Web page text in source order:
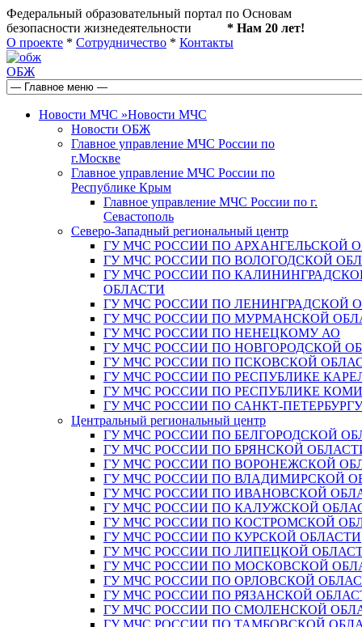
Федеральный образовательный портал по Основам
безопасности жизнедеятельности * Нам 20 лет!
О проекте * Сотрудничество * Контакты
ОБЖ
Новости МЧС »Новости МЧС
Новости ОБЖ
Главное управление МЧС России по
г.Москве
Главное управление МЧС России по
Республике Крым
Главное управление МЧС России по г.
Севастополь
Северо-Западный региональный центр
ГУ МЧС РОССИИ ПО АРХАНГЕЛЬСКОЙ
ГУ МЧС РОССИИ ПО ВОЛОГОДСКОЙ
ГУ МЧС РОССИИ ПО
ОБЛАСТИ
ГУ МЧС РОССИИ ПО ЛЕНИНГРАДСКОЙ
ГУ МЧС РОССИИ ПО МУРМАНСКОЙ
ГУ МЧС РОССИИ ПО НЕНЕЦКОМУ АО
ГУ МЧС РОССИИ ПО НОВГОРОДСКОЙ
ГУ МЧС РОССИИ ПО ПСКОВСКОЙ
ГУ МЧС РОССИИ ПО РЕСПУБЛИКЕ
ГУ МЧС РОССИИ ПО РЕСПУБЛИКЕ КОМИ
ГУ МЧС РОССИИ ПО САНКТ-ПЕТЕРБУРГУ
Центральный региональный центр
ГУ МЧС РОССИИ ПО БЕЛГОРОДСКОЙ
ГУ МЧС РОССИИ ПО БРЯНСКОЙ
ГУ МЧС РОССИИ ПО ВОРОНЕЖСКОЙ
ГУ МЧС РОССИИ ПО ВЛАДИМИРСКОЙ
ГУ МЧС РОССИИ ПО ИВАНОВСКОЙ
ГУ МЧС РОССИИ ПО КАЛУЖСКОЙ
ГУ МЧС РОССИИ ПО КОСТРОМСКОЙ
ГУ МЧС РОССИИ ПО КУРСКОЙ ОБЛАСТИ
ГУ МЧС РОССИИ ПО ЛИПЕЦКОЙ
ГУ МЧС РОССИИ ПО МОСКОВСКОЙ
ГУ МЧС РОССИИ ПО ОРЛОВСКОЙ
ГУ МЧС РОССИИ ПО РЯЗАНСКОЙ
ГУ МЧС РОССИИ ПО СМОЛЕНСКОЙ
ГУ МЧС РОССИИ ПО ТАМБОВСКОЙ